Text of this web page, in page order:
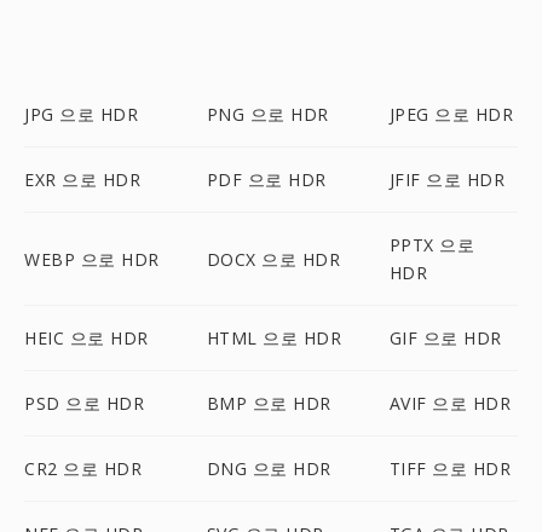
JPG 으로 HDR PNG 으로 HDR JPEG 으로 HDR
EXR 으로 HDR PDF 으로 HDR JFIF 으로 HDR
WEBP 으로 HDR DOCX 으로 HDR
PPTX 으로
HDR
HEIC 으로 HDR HTML 으로 HDR GIF 으로 HDR
PSD 으로 HDR BMP 으로 HDR AVIF 으로 HDR
CR2 으로 HDR DNG 으로 HDR TIFF 으로 HDR